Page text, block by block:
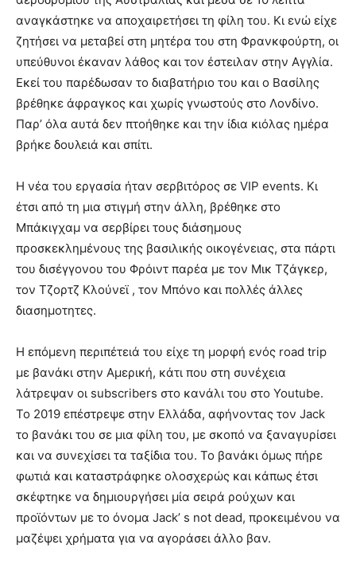
αναγκάστηκε να αποχαιρετήσει τη φίλη του. Κι ενώ είχε
ζητήσει να μεταβεί στη μητέρα του στη Φρανκφούρτη, οι
υπεύθυνοι έκαναν λάθος και τον έστειλαν στην Αγγλία.
Εκεί του παρέδωσαν το διαβατήριο του και ο Βασίλης
βρέθηκε άφραγκος και χωρίς γνωστούς στο Λονδίνο.
Παρ’ όλα αυτά δεν πτοήθηκε και την ίδια κιόλας ημέρα
βρήκε δουλειά και σπίτι.
Η νέα του εργασία ήταν σερβιτόρος σε VIP events. Κι
έτσι από τη μια στιγμή στην άλλη, βρέθηκε στο
Μπάκιγχαμ να σερβίρει τους διάσημους
προσκεκλημένους της βασιλικής οικογένειας, στα πάρτι
του δισέγγονου του Φρόιντ παρέα με τον Μικ Τζάγκερ,
τον Τζορτζ Κλούνεϊ , τον Μπόνο και πολλές άλλες
διασημοτητες.
Η επόμενη περιπέτειά του είχε τη μορφή ενός road trip
με βανάκι στην Αμερική, κάτι που στη συνέχεια
λάτρεψαν οι subscribers στο κανάλι του στο Youtube.
Το 2019 επέστρεψε στην Ελλάδα, αφήνοντας τον Jack
το βανάκι του σε μια φίλη του, με σκοπό να ξαναγυρίσει
και να συνεχίσει τα ταξίδια του. Το βανάκι όμως πήρε
φωτιά και καταστράφηκε ολοσχερώς και κάπως έτσι
σκέφτηκε να δημιουργήσει μία σειρά ρούχων και
προϊόντων με το όνομα Jack’ s not dead, προκειμένου να
μαζέψει χρήματα για να αγοράσει άλλο βαν.